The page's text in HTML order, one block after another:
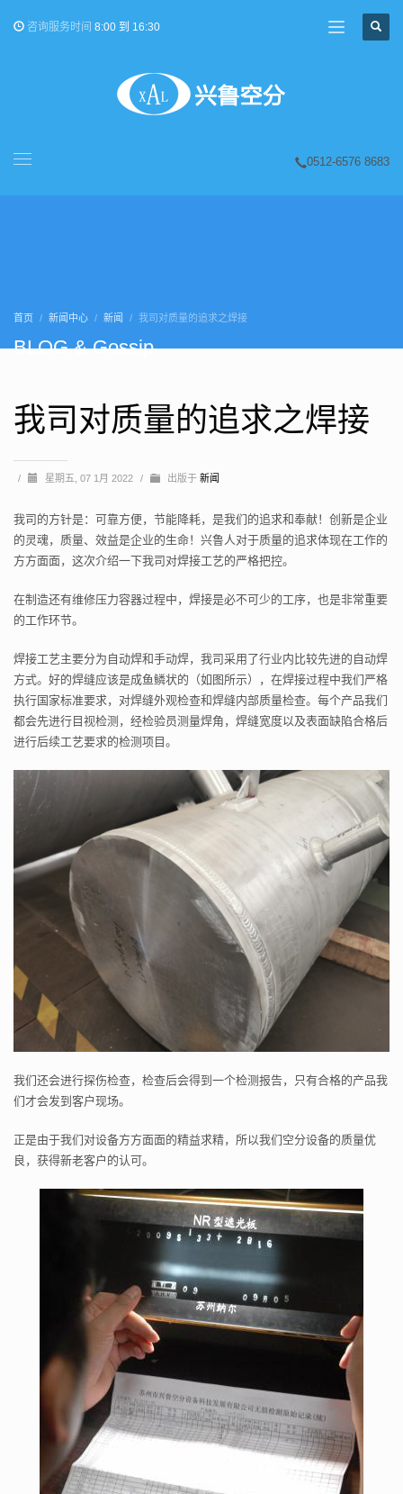
咨询服务时间 8:00 到 16:30
0512-6576 8683
首页 新闻中心 新闻 我司对质量的追求之焊接
BLOG & Gossip
我司对质量的追求之焊接
/ 星期五, 07 1月 2022 / 出版于 新闻
我司的方针是：可靠方便，节能降耗，是我们的追求和奉献！创新是企业
的灵魂，质量、效益是企业的生命！兴鲁人对于质量的追求体现在工作的
方方面面，这次介绍一下我司对焊接工艺的严格把控。
在制造还有维修压力容器过程中，焊接是必不可少的工序，也是非常重要
的工作环节。
焊接工艺主要分为自动焊和手动焊，我司采用了行业内比较先进的自动焊
方式。好的焊缝应该是成鱼鳞状的（如图所示），在焊接过程中我们严格
执行国家标准要求，对焊缝外观检查和焊缝内部质量检查。每个产品我们
都会先进行目视检测，经检验员测量焊角，焊缝宽度以及表面缺陷合格后
进行后续工艺要求的检测项目。
我们还会进行探伤检查，检查后会得到一个检测报告，只有合格的产品我
们才会发到客户现场。
正是由于我们对设备方方面面的精益求精，所以我们空分设备的质量优
良，获得新老客户的认可。